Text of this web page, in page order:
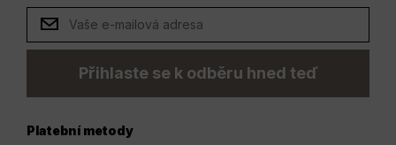
Přihlaste se k odběru hned teď
Platební metody